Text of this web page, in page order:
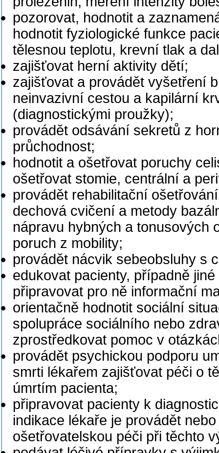
pozorovat, hodnotit a
hodnotit fyziologické funkce
tělesnou teplotu, krevní tlak a
zajišťovat herní aktivity dětí;
zajišťovat a provádět vyšetření
neinvazivní cestou a kapilární
(diagnostickými proužky);
provádět odsávání sekretů z
průchodnost;
hodnotit a ošetřovat poruchy
ošetřovat stomie, centrální a
provádět rehabilitační
dechová cvičení a metody
nápravu hybných a tonusových
poruch z mobility;
provádět nácvik sebeobsluhy s
edukovat pacienty, případně
připravovat pro ně informační
orientačně hodnotit sociální
spolupráce sociálního nebo
zprostředkovat pomoc v
provádět psychickou podporu
smrti lékařem zajišťovat péči o
úmrtím pacienta;
připravovat pacienty k
indikace lékaře je provádět
ošetřovatelskou péči při těchto